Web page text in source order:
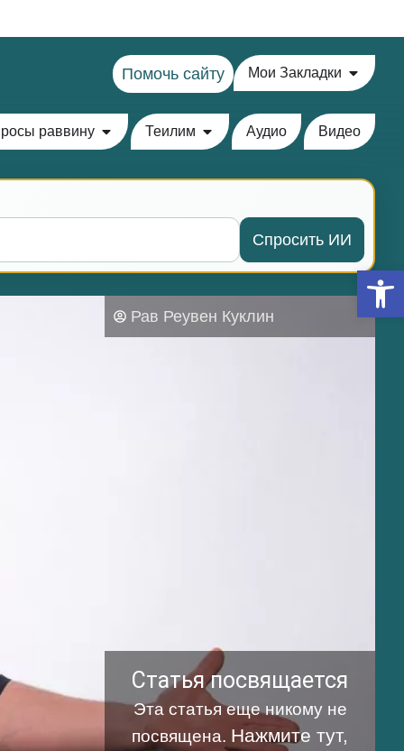
Помочь сайту Мои Закладки
раввину Теилим Аудио Видео
Спросить ИИ
Рав Реувен Куклин
Статья посвящается
Эта статья еще никому не
посвящена. Нажмите тут,